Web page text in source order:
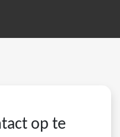
op te